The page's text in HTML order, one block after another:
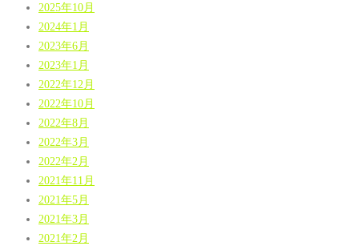
2025年10月
2024年1月
2023年6月
2023年1月
2022年12月
2022年10月
2022年8月
2022年3月
2022年2月
2021年11月
2021年5月
2021年3月
2021年2月